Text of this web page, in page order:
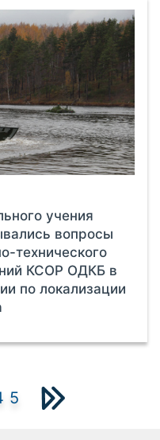
учения
вопросы
технического
КСОР ОДКБ в
по локализации
5